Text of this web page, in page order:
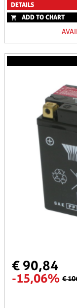
DETAILS
ADD TO CHART
€ 90,84
-15,06% €